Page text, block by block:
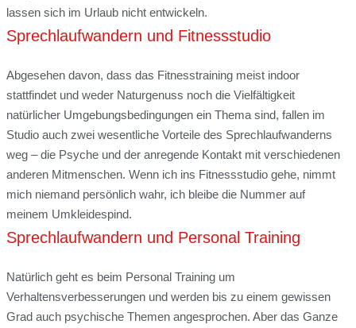
lassen sich im Urlaub nicht entwickeln.
Sprechlaufwandern und Fitnessstudio
Abgesehen davon, dass das Fitnesstraining meist indoor
stattfindet und weder Naturgenuss noch die Vielfältigkeit
natürlicher Umgebungsbedingungen ein Thema sind, fallen im
Studio auch zwei wesentliche Vorteile des Sprechlaufwanderns
weg – die Psyche und der anregende Kontakt mit verschiedenen
anderen Mitmenschen. Wenn ich ins Fitnessstudio gehe, nimmt
mich niemand persönlich wahr, ich bleibe die Nummer auf
meinem Umkleidespind.
Sprechlaufwandern und Personal Training
Natürlich geht es beim Personal Training um
Verhaltensverbesserungen und werden bis zu einem gewissen
Grad auch psychische Themen angesprochen. Aber das Ganze